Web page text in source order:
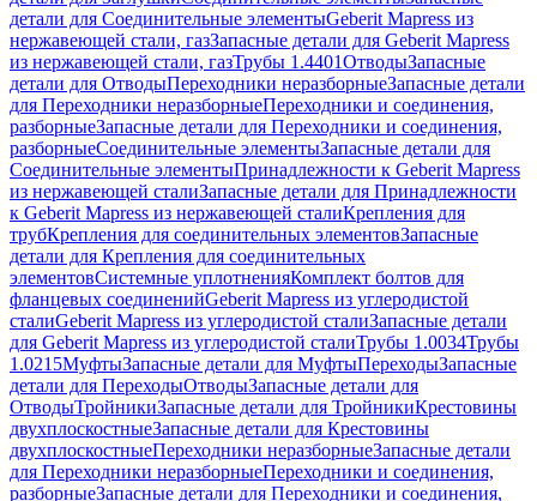
детали для Соединительные элементыGeberit Mapress из
нержавеющей стали, газЗапасные детали для Geberit Mapress
из нержавеющей стали, газТрубы 1.4401ОтводыЗапасные
детали для ОтводыПереходники неразборныеЗапасные детали
для Переходники неразборныеПереходники и соединения,
разборныеЗапасные детали для Переходники и соединения,
разборныеСоединительные элементыЗапасные детали для
Соединительные элементыПринадлежности к Geberit Mapress
из нержавеющей сталиЗапасные детали для Принадлежности
к Geberit Mapress из нержавеющей сталиКрепления для
трубКрепления для соединительных элементовЗапасные
детали для Крепления для соединительных
элементовСистемные уплотненияКомплект болтов для
фланцевых соединенийGeberit Mapress из углеродистой
сталиGeberit Mapress из углеродистой сталиЗапасные детали
для Geberit Mapress из углеродистой сталиТрубы 1.0034Трубы
1.0215МуфтыЗапасные детали для МуфтыПереходыЗапасные
детали для ПереходыОтводыЗапасные детали для
ОтводыТройникиЗапасные детали для ТройникиКрестовины
двухплоскостныеЗапасные детали для Крестовины
двухплоскостныеПереходники неразборныеЗапасные детали
для Переходники неразборныеПереходники и соединения,
разборныеЗапасные детали для Переходники и соединения,